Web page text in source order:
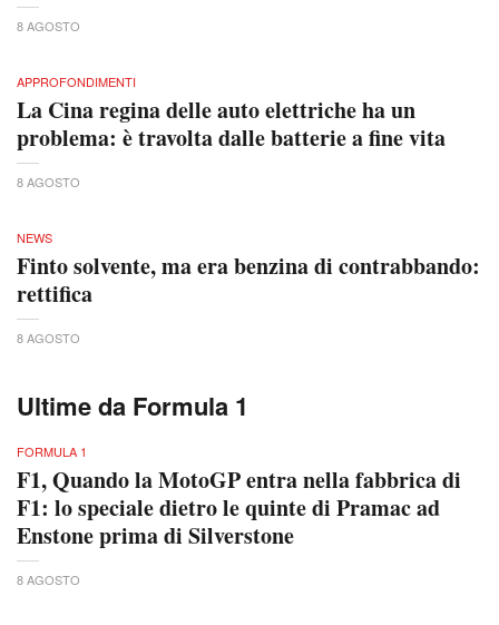
8 AGOSTO
APPROFONDIMENTI
La Cina regina delle auto elettriche ha un
problema: è travolta dalle batterie a fine vita
8 AGOSTO
NEWS
Finto solvente, ma era benzina di contrabbando:
rettifica
8 AGOSTO
Ultime da Formula 1
FORMULA 1
F1, Quando la MotoGP entra nella fabbrica di
F1: lo speciale dietro le quinte di Pramac ad
Enstone prima di Silverstone
8 AGOSTO